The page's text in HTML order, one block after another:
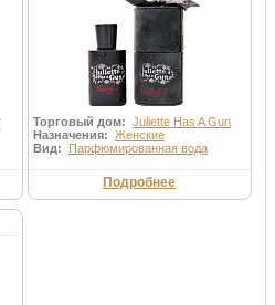
Торговый дом: Juliette Has A Gun
Назначения: Женские
Вид: Парфюмированная вода
Подробнее